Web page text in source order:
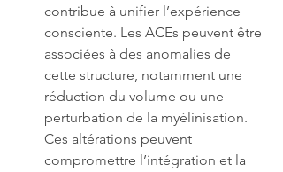
contribue à unifier l’expérience
consciente. Les ACEs peuvent être
associées à des anomalies de
cette structure, notamment une
réduction du volume ou une
perturbation de la myélinisation.
Ces altérations peuvent
compromettre l’intégration et la